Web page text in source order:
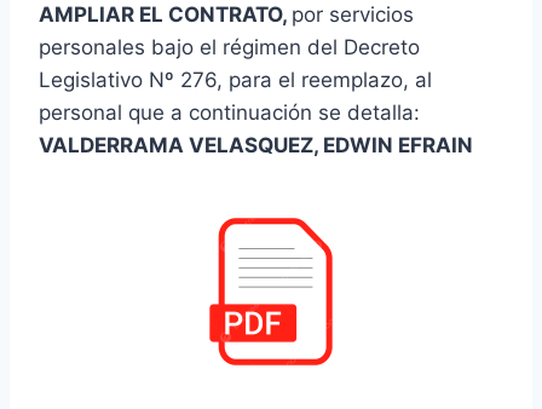
AMPLIAR EL CONTRATO, por servicios
personales bajo el régimen del Decreto
Legislativo Nº 276, para el reemplazo, al
personal que a continuación se detalla:
VALDERRAMA VELASQUEZ, EDWIN EFRAIN